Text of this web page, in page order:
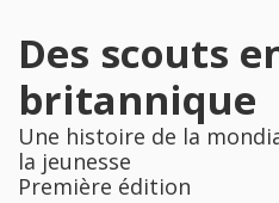
Des scouts
britannique
Une histoire de la
la jeunesse
Première édition